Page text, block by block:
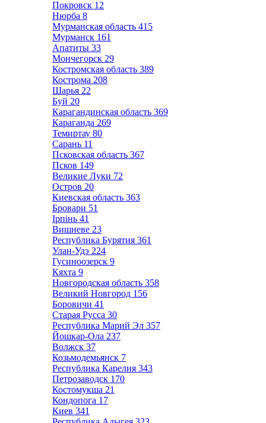
Покровск 12
Нюрба 8
Мурманская область 415
Мурманск 161
Апатиты 33
Мончегорск 29
Костромская область 389
Кострома 208
Шарья 22
Буй 20
Карагандинская область 369
Караганда 269
Темиртау 80
Сарань 11
Псковская область 367
Псков 149
Великие Луки 72
Остров 20
Киевская область 363
Бровари 51
Ірпінь 41
Вишневе 23
Республика Бурятия 361
Улан-Удэ 224
Гусиноозерск 9
Кяхта 9
Новгородская область 358
Великий Новгород 156
Боровичи 41
Старая Русса 30
Республика Марий Эл 357
Йошкар-Ола 237
Волжск 37
Козьмодемьянск 7
Республика Карелия 343
Петрозаводск 170
Костомукша 21
Кондопога 17
Киев 341